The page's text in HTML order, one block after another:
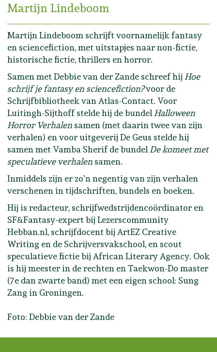
Martijn Lindeboom
Martijn Lindeboom schrijft voornamelijk fantasy
en sciencefiction, met uitstapjes naar non-fictie,
historische fictie, thrillers en horror.
Samen met Debbie van der Zande schreef hij Hoe
schrijf je fantasy en sciencefiction?voor de
Schrijfbibliotheek van Atlas-Contact. Voor
Luitingh-Sijthoff stelde hij de bundelHalloween
Horror Verhalen samen (met daarin twee van zijn
verhalen) en voor uitgeverij De Geus stelde hij
samen met Vamba Sherif de bundelDe komeet met
speculatieve verhalen samen.
Inmiddels zijn er zo’n negentig van zijn verhalen
verschenen in tijdschriften, bundels en boeken.
Hij is redacteur, schrijfwedstrijdencoördinator en
SF&Fantasy-expert bij Lezerscommunity
Hebban.nl, schrijfdocent bij ArtEZ Creative
Writing en de Schrijversvakschool, en scout
speculatieve fictie bij African Literary Agency. Ook
is hij meester in de rechten en Taekwon-Do master
(7e dan zwarte band) met een eigen school: Sung
Zang in Groningen.
Foto: Debbie van der Zande